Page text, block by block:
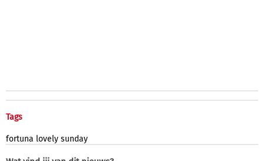
Tags
fortuna lovely sunday